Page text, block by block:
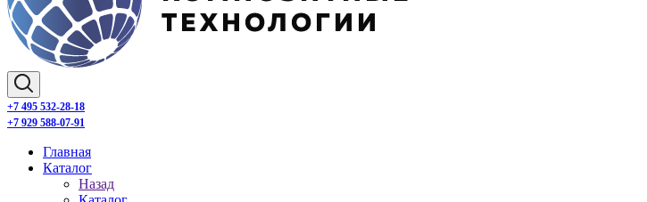
+7 495 532-28-18
+7 929 588-07-91
Главная
Каталог
Назад